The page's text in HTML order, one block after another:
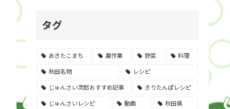
タグ
あきたこまち 農作業 野菜
料理
秋田名物
レシピ
じゅんさい次郎おすすめ記事
きりたんぽレシピ
じゅんさいレシピ
動画
秋田県